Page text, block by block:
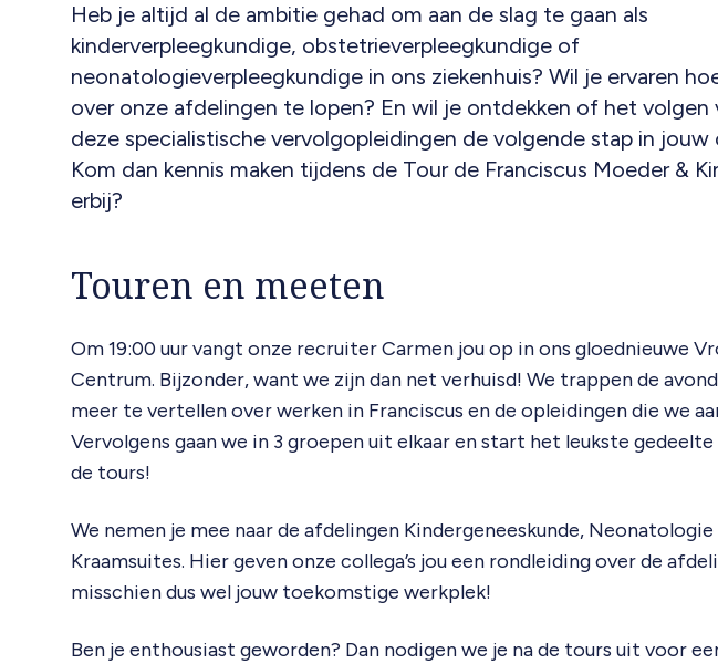
Heb je altijd al de ambitie gehad om aan de slag te gaan als
kinderverpleegkundige, obstetrieverpleegkundige of
neonatologieverpleegkundige in ons ziekenhuis? Wil je ervaren
over onze afdelingen te lopen? En wil je ontdekken of het volgen
deze specialistische vervolgopleidingen de volgende stap in jouw
Kom dan kennis maken tijdens de Tour de Franciscus Moeder &
erbij?
Touren en meeten
Om 19:00 uur vangt onze recruiter Carmen jou op in ons gloednieuwe
Centrum. Bijzonder, want we zijn dan net verhuisd! We trappen de
meer te vertellen over werken in Franciscus en de opleidingen die we
Vervolgens gaan we in 3 groepen uit elkaar en start het leukste gedeelte
de tours!
We nemen je mee naar de afdelingen Kindergeneeskunde, Neonatologie
Kraamsuites. Hier geven onze collega’s jou een rondleiding over de
misschien dus wel jouw toekomstige werkplek!
Ben je enthousiast geworden? Dan nodigen we je na de tours uit voor